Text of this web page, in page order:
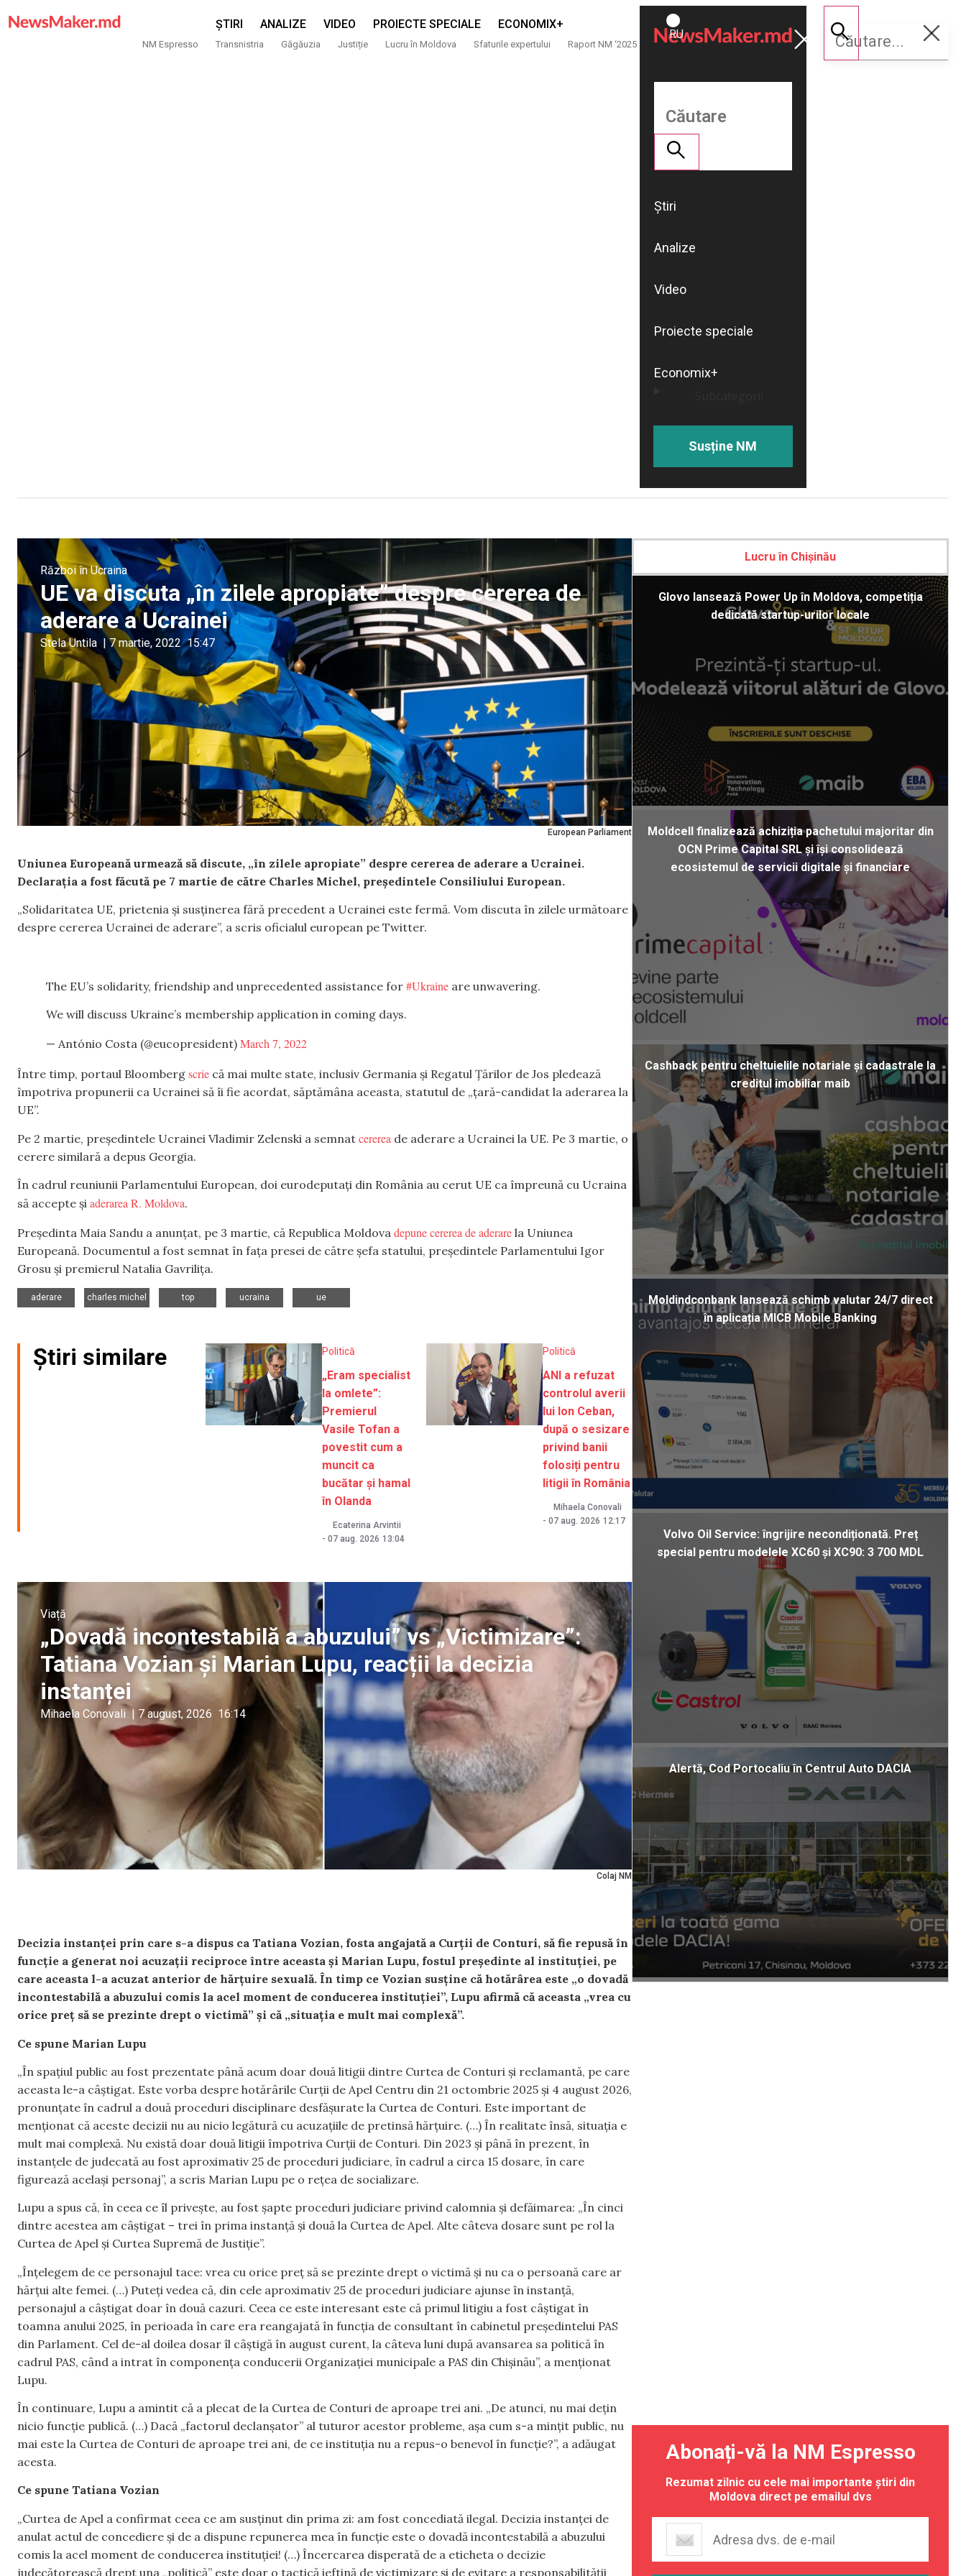
ȘTIRI ANALIZE VIDEO PROIECTE SPECIALE ECONOMIX+
NM Espresso Transnistria Găgăuzia Justiție Lucru în Moldova Sfaturile expertului Raport NM ‘2025
ROMÂNĂ
RU
Susține
NM
Știri
Analize
Video
Proiecte speciale
Economix+
Susține NM
European Parliament
Război în Ucraina
UE va discuta „în zilele apropiate” despre cererea de
aderare a Ucrainei
Stela Untila | 7 martie, 2022 15:47
Uniunea Europeană urmează să discute, „în zilele apropiate” despre cererea de aderare a Ucrainei.
Declarația a fost făcută pe 7 martie de către Charles Michel, președintele Consiliului European.
„Solidaritatea UE, prietenia și susținerea fără precedent a Ucrainei este fermă. Vom discuta în zilele următoare
despre cererea Ucrainei de aderare”, a scris oficialul european pe Twitter.
The EU’s solidarity, friendship and unprecedented assistance for #Ukraine are unwavering.
We will discuss Ukraine’s membership application in coming days.
— António Costa (@eucopresident) March 7, 2022
Între timp, portaul Bloomberg scrie că mai multe state, inclusiv Germania și Regatul Țărilor de Jos pledează
împotriva propunerii ca Ucrainei să îi fie acordat, săptămâna aceasta, statutul de „țară-candidat la aderarea la
UE”.
Pe 2 martie, președintele Ucrainei Vladimir Zelenski a semnat cererea de aderare a Ucrainei la UE. Pe 3 martie, o
cerere similară a depus Georgia.
În cadrul reuniunii Parlamentului European, doi eurodeputați din România au cerut UE ca împreună cu Ucraina
să accepte și aderarea R. Moldova.
Președinta Maia Sandu a anunțat, pe 3 martie, că Republica Moldova depune cererea de aderare la Uniunea
Europeană. Documentul a fost semnat în fața presei de către șefa statului, președintele Parlamentului Igor
Grosu și premierul Natalia Gavrilița.
aderare
charles michel
top
ucraina
ue
Știri similare Politică
„Eram specialist
la omlete”:
Premierul
Vasile Tofan a
povestit cum a
muncit ca
bucătar și hamal
în Olanda
Ecaterina Arvintii
- 07 aug. 2026 13:04
Politică
ANI a refuzat
controlul averii
lui Ion Ceban,
după o sesizare
privind banii
folosiți pentru
litigii în România
Mihaela Conovali
- 07 aug. 2026 12:17
Colaj NM
Viață
„Dovadă incontestabilă a abuzului” vs „Victimizare”:
Tatiana Vozian și Marian Lupu, reacții la decizia
instanței
Mihaela Conovali | 7 august, 2026 16:14
Decizia instanței prin care s-a dispus ca Tatiana Vozian, fosta angajată a Curții de Conturi, să fie repusă în
funcție a generat noi acuzații reciproce între aceasta și Marian Lupu, fostul președinte al instituției, pe
care aceasta l-a acuzat anterior de hărțuire sexuală. În timp ce Vozian susține că hotărârea este „o dovadă
incontestabilă a abuzului comis la acel moment de conducerea instituției”, Lupu afirmă că aceasta „vrea cu
orice preț să se prezinte drept o victimă” și că „situația e mult mai complexă”.
Ce spune Marian Lupu
„În spațiul public au fost prezentate până acum doar două litigii dintre Curtea de Conturi și reclamantă, pe care
aceasta le-a câștigat. Este vorba despre hotărârile Curții de Apel Centru din 21 octombrie 2025 și 4 august 2026,
pronunțate în cadrul a două proceduri disciplinare desfășurate la Curtea de Conturi. Este important de
menționat că aceste decizii nu au nicio legătură cu acuzațiile de pretinsă hărțuire. (…) În realitate însă, situația e
mult mai complexă. Nu există doar două litigii împotriva Curții de Conturi. Din 2023 și până în prezent, în
instanțele de judecată au fost aproximativ 25 de proceduri judiciare, în cadrul a circa 15 dosare, în care
figurează același personaj”, a scris Marian Lupu pe o rețea de socializare.
Lupu a spus că, în ceea ce îl privește, au fost șapte proceduri judiciare privind calomnia și defăimarea: „În cinci
dintre acestea am câștigat – trei în prima instanță și două la Curtea de Apel. Alte câteva dosare sunt pe rol la
Curtea de Apel și Curtea Supremă de Justiție”.
„Înțelegem de ce personajul tace: vrea cu orice preț să se prezinte drept o victimă și nu ca o persoană care ar
hărțui alte femei. (…) Puteți vedea că, din cele aproximativ 25 de proceduri judiciare ajunse în instanță,
personajul a câștigat doar în două cazuri. Ceea ce este interesant este că primul litigiu a fost câștigat în
toamna anului 2025, în perioada în care era reangajată în funcția de consultant în cabinetul președintelui PAS
din Parlament. Cel de-al doilea dosar îl câștigă în august curent, la câteva luni după avansarea sa politică în
cadrul PAS, când a intrat în componența conducerii Organizației municipale a PAS din Chișinău”, a menționat
Lupu.
În continuare, Lupu a amintit că a plecat de la Curtea de Conturi de aproape trei ani. „De atunci, nu mai dețin
nicio funcție publică. (…) Dacă „factorul declanșator” al tuturor acestor probleme, așa cum s-a mințit public, nu
mai este la Curtea de Conturi de aproape trei ani, de ce instituția nu a repus-o benevol în funcție?”, a adăugat
acesta.
Ce spune Tatiana Vozian
„Curtea de Apel a confirmat ceea ce am susținut din prima zi: am fost concediată ilegal. Decizia instanței de
anulat actul de concediere și de a dispune repunerea mea în funcție este o dovadă incontestabilă a abuzului
comis la acel moment de conducerea instituției! (…) Încercarea disperată de a eticheta o decizie
judecătorească drept una „politică” este doar o tactică ieftină de victimizare și de evitare a responsabilității
Lucru în Chișinău
Glovo lansează Power Up în Moldova, competiția
dedicată startup-urilor locale
Moldcell finalizează achiziția pachetului majoritar din
OCN Prime Capital SRL și își consolidează
ecosistemul de servicii digitale și financiare
Cashback pentru cheltuielile notariale și cadastrale la
creditul imobiliar maib
Moldindconbank lansează schimb valutar 24/7 direct
în aplicația MICB Mobile Banking
Volvo Oil Service: îngrijire necondiționată. Preț
special pentru modelele XC60 și XC90: 3 700 MDL
Alertă, Cod Portocaliu în Centrul Auto DACIA
Abonați-vă la NM Espresso
Rezumat zilnic cu cele mai importante știri din
Moldova direct pe emailul dvs